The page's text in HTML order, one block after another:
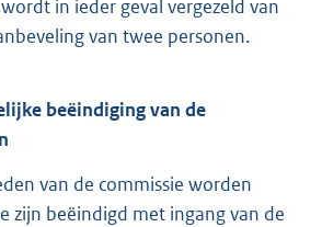
in ieder geval vergezeld van
van twee personen.
beëindiging van de
van de commissie worden
zijn beëindigd met ingang van de